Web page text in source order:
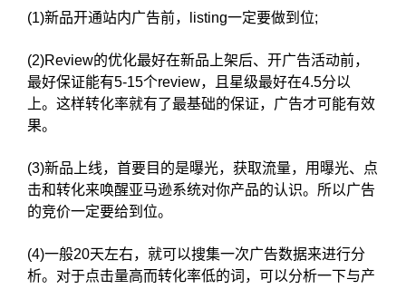
(1)新品开通站内广告前，listing一定要做到位;
(2)Review的优化最好在新品上架后、开广告活动前，
最好保证能有5-15个review，且星级最好在4.5分以
上。这样转化率就有了最基础的保证，广告才可能有效
果。
(3)新品上线，首要目的是曝光，获取流量，用曝光、点
击和转化来唤醒亚马逊系统对你产品的认识。所以广告
的竞价一定要给到位。
(4)一般20天左右，就可以搜集一次广告数据来进行分
析。对于点击量高而转化率低的词，可以分析一下与产